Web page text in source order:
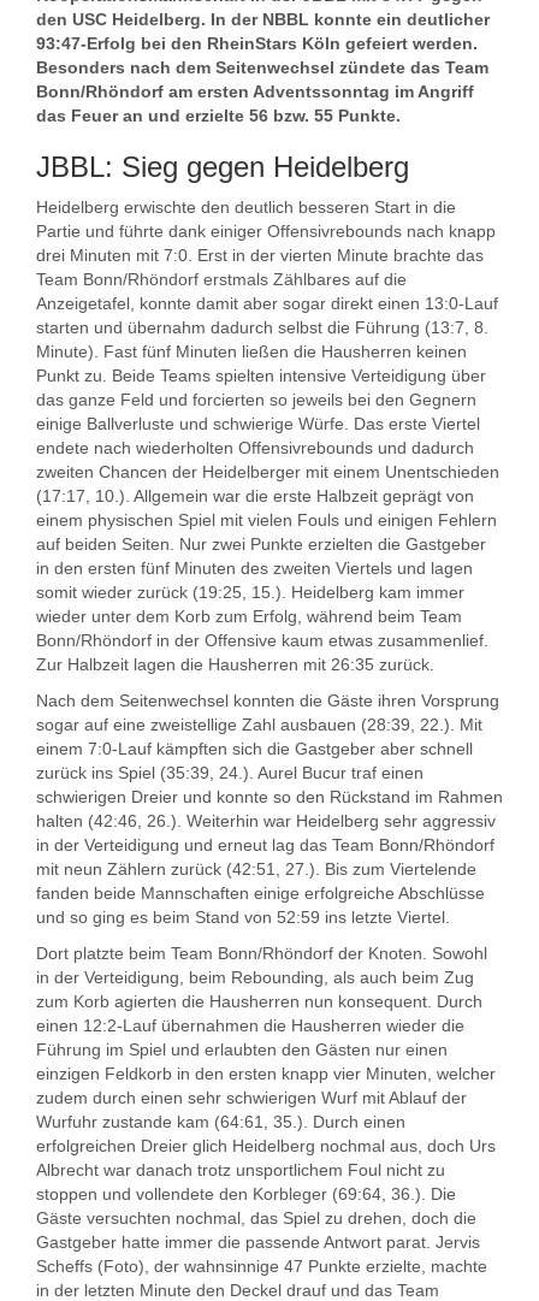
den USC Heidelberg. In der NBBL konnte ein deutlicher
93:47-Erfolg bei den RheinStars Köln gefeiert werden.
Besonders nach dem Seitenwechsel zündete das Team
Bonn/Rhöndorf am ersten Adventssonntag im Angriff
das Feuer an und erzielte 56 bzw. 55 Punkte.
JBBL: Sieg gegen Heidelberg
Heidelberg erwischte den deutlich besseren Start in die
Partie und führte dank einiger Offensivrebounds nach knapp
drei Minuten mit 7:0. Erst in der vierten Minute brachte das
Team Bonn/Rhöndorf erstmals Zählbares auf die
Anzeigetafel, konnte damit aber sogar direkt einen 13:0-Lauf
starten und übernahm dadurch selbst die Führung (13:7, 8.
Minute). Fast fünf Minuten ließen die Hausherren keinen
Punkt zu. Beide Teams spielten intensive Verteidigung über
das ganze Feld und forcierten so jeweils bei den Gegnern
einige Ballverluste und schwierige Würfe. Das erste Viertel
endete nach wiederholten Offensivrebounds und dadurch
zweiten Chancen der Heidelberger mit einem Unentschieden
(17:17, 10.). Allgemein war die erste Halbzeit geprägt von
einem physischen Spiel mit vielen Fouls und einigen Fehlern
auf beiden Seiten. Nur zwei Punkte erzielten die Gastgeber
in den ersten fünf Minuten des zweiten Viertels und lagen
somit wieder zurück (19:25, 15.). Heidelberg kam immer
wieder unter dem Korb zum Erfolg, während beim Team
Bonn/Rhöndorf in der Offensive kaum etwas zusammenlief.
Zur Halbzeit lagen die Hausherren mit 26:35 zurück.
Nach dem Seitenwechsel konnten die Gäste ihren Vorsprung
sogar auf eine zweistellige Zahl ausbauen (28:39, 22.). Mit
einem 7:0-Lauf kämpften sich die Gastgeber aber schnell
zurück ins Spiel (35:39, 24.). Aurel Bucur traf einen
schwierigen Dreier und konnte so den Rückstand im Rahmen
halten (42:46, 26.). Weiterhin war Heidelberg sehr aggressiv
in der Verteidigung und erneut lag das Team Bonn/Rhöndorf
mit neun Zählern zurück (42:51, 27.). Bis zum Viertelende
fanden beide Mannschaften einige erfolgreiche Abschlüsse
und so ging es beim Stand von 52:59 ins letzte Viertel.
Dort platzte beim Team Bonn/Rhöndorf der Knoten. Sowohl
in der Verteidigung, beim Rebounding, als auch beim Zug
zum Korb agierten die Hausherren nun konsequent. Durch
einen 12:2-Lauf übernahmen die Hausherren wieder die
Führung im Spiel und erlaubten den Gästen nur einen
einzigen Feldkorb in den ersten knapp vier Minuten, welcher
zudem durch einen sehr schwierigen Wurf mit Ablauf der
Wurfuhr zustande kam (64:61, 35.). Durch einen
erfolgreichen Dreier glich Heidelberg nochmal aus, doch Urs
Albrecht war danach trotz unsportlichem Foul nicht zu
stoppen und vollendete den Korbleger (69:64, 36.). Die
Gäste versuchten nochmal, das Spiel zu drehen, doch die
Gastgeber hatte immer die passende Antwort parat. Jervis
Scheffs (Foto), der wahnsinnige 47 Punkte erzielte, machte
in der letzten Minute den Deckel drauf und das Team